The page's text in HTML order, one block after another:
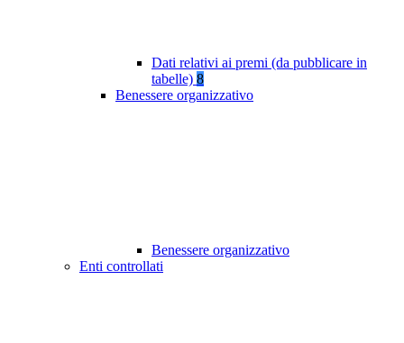
Dati relativi ai premi (da pubblicare in
tabelle) 8
Benessere organizzativo
Benessere organizzativo
Enti controllati